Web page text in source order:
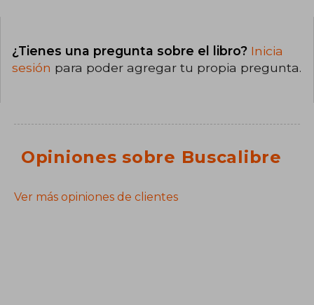
¿Tienes una pregunta sobre el libro? Inicia
sesión para poder agregar tu propia pregunta.
Opiniones sobre Buscalibre
Ver más opiniones de clientes